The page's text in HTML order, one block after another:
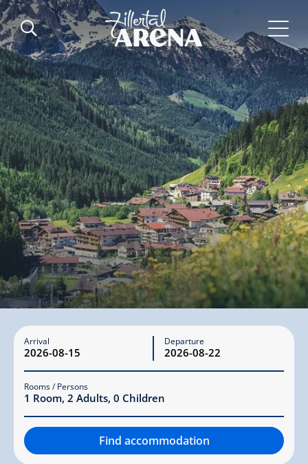
Arrival Departure
Rooms / Persons
1 Room, 2 Adults, 0 Children
Find accommodation